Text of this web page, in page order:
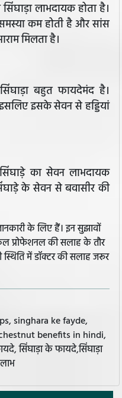
लाभदायक होता है।
कम होती है और सांस
मिलता है।
बहुत फायदेमंद है।
इसके सेवन से हड्डियां
का सेवन लाभदायक
के सेवन से बवासीर की
के लिए हैं। इन सुझावों
प्रोफेशनल की सलाह के तौर
स्थिति में डॉक्टर की सलाह जरूर
singhara ke fayde,
benefits in hindi,
सिंघाड़ा के फायदे,सिंघाड़ा